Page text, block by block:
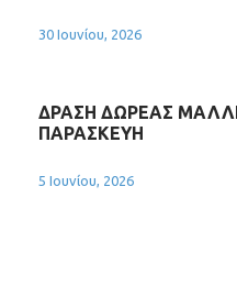
30 Ιουνίου, 2026
ΔΡΑΣΗ ΔΩΡΕΑΣ
ΠΑΡΑΣΚΕΥΗ
5 Ιουνίου, 2026